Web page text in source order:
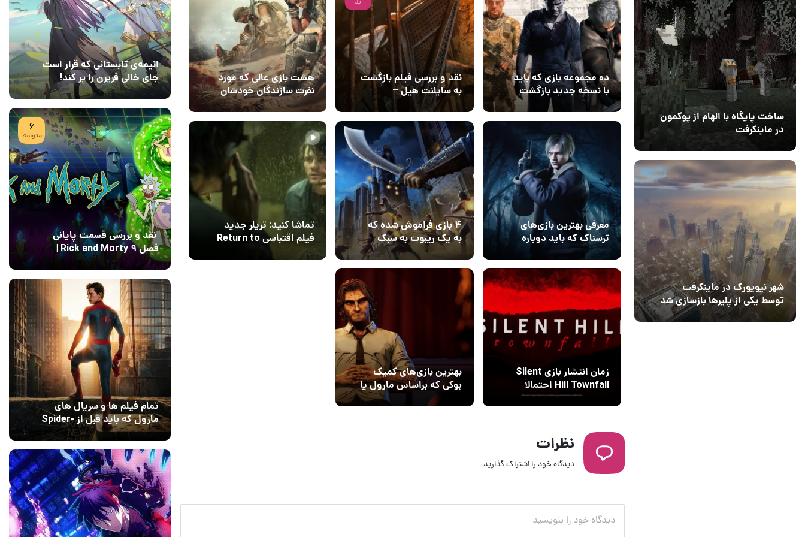
ساخت پایگاه با الهام از پوکمون
در ماینکرفت
شهر نیویورک در ماینکرفت
توسط یکی از پلیرها بازسازی شد
ده مجموعه بازی که باید
با نسخه جدید بازگشت
داده شوند
بد
نقد و بررسی فیلم بازگشت
به سایلنت هیل –
Return to Silent Hill
هشت بازی عالی که مورد
نفرت سازندگان خودشان
هستند
۰
معرفی بهترین بازی‌های
ترسناک که باید دوباره
تجربه کنید
13 آذر 1404
۴ بازی فراموش شده که
به یک ریبوت به سبک
God of War نیاز دارند
۰ 01 آذر 1404
تماشا کنید: تریلر جدید
فیلم اقتباسی Return to
۰ 27 آبان 1404
زمان انتشار بازی Silent
Hill Townfall احتمالا
فاش شد
۱ 20 آبان 1404
بهترین بازی‌های کمیک
بوکی که براساس مارول یا
دی‌سی نیستند
نظرات
دیدگاه خود را اشتراک گذارید
انیمه‌ی تابستانی که قرار است
جای خالی فریرن را پر کند!
08 مرداد 1405
6
متوسط
نقد و بررسی قسمت پایانی
فصل ۹ Rick and Morty |
پایان رویایی با Field of
15 04 مرداد 1405
تمام فیلم ها و سریال های
مارول که باید قبل از Spider-
Man: Brand New Day تماشا
۰ 10 مرداد 1405